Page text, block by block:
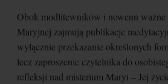
Obok modlitewników i nowenn
Maryjnej zajmują publikacje
wyłącznie przekazanie określonych
lecz zaproszenie czytelnika do
refleksji nad misterium Maryi – Jej